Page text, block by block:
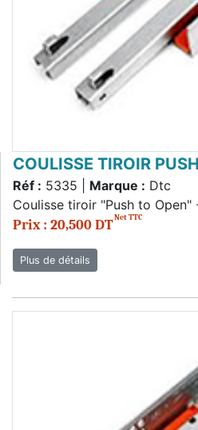
COULISSE TIROIR
Réf : 5335 | Marque : Dtc
Coulisse tiroir "Push to Open"
Prix : 20,500 DTNet TTC
Plus de détails